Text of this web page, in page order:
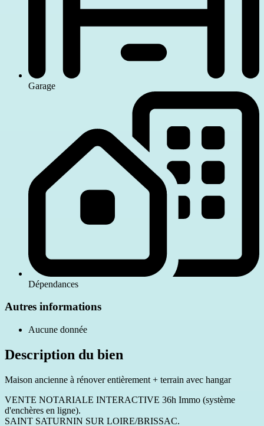
Garage
Dépendances
Autres informations
Aucune donnée
Description du bien
Maison ancienne à rénover entièrement + terrain avec hangar
VENTE NOTARIALE INTERACTIVE 36h Immo (système
d'enchères en ligne).
SAINT SATURNIN SUR LOIRE/BRISSAC.